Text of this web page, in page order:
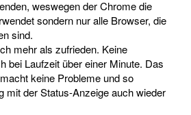
weswegen der Chrome die
sondern nur alle Browser, die
sind.
mehr als zufrieden. Keine
bei Laufzeit über einer Minute. Das
keine Probleme und so
mit der Status-Anzeige auch wieder